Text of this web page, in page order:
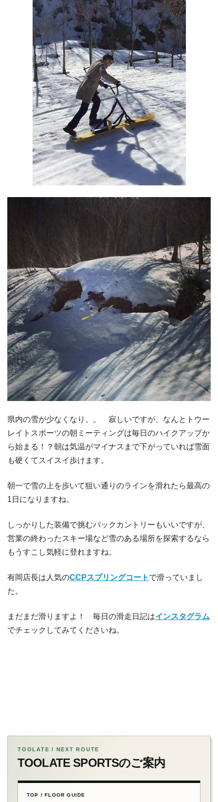
県内の雪が少なくなり。。 寂しいですが、なんとトウー
レイトスポーツの朝ミーティングは毎日のハイクアップか
ら始まる！？朝は気温がマイナスまで下がっていれば雪面
も硬くてスイスイ歩けます。
朝一で雪の上を歩いて狙い通りのラインを滑れたら最高の
1日になりますね。
しっかりした装備で挑むバックカントリーもいいですが、
営業の終わったスキー場など雪のある場所を探索するなら
もうすこし気軽に登れますね。
有岡店長は人気のCCPスプリングコート で滑っていまし
た。
まだまだ滑りますよ！ 毎日の滑走日記はインスタグラム
でチェックしてみてくださいね。
TOOLATE / NEXT ROUTE
TOOLATE SPORTSのご案内
TOP / FLOOR GUIDE